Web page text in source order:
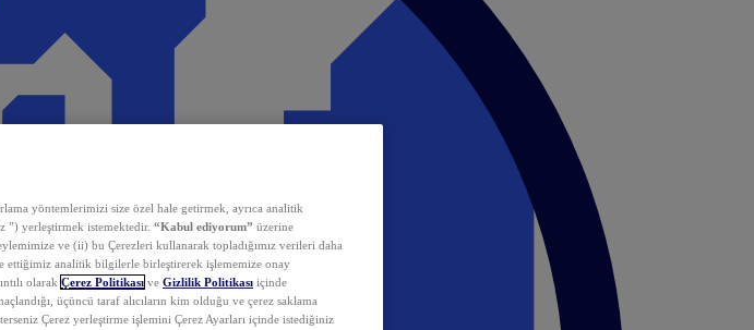
yöntemlerimizi size özel hale getirmek, ayrıca analitik
”) yerleştirmek istemektedir. “Kabul ediyorum” üzerine
ve (ii) bu Çerezleri kullanarak topladığımız verileri daha
ettiğimiz analitik bilgilerle birleştirerek işlememize onay
olarak Çerez Politikası ve Gizlilik Politikası içinde
üçüncü taraf alıcıların kim olduğu ve çerez saklama
Çerez yerleştirme işlemini Çerez Ayarları içinde istediğiniz